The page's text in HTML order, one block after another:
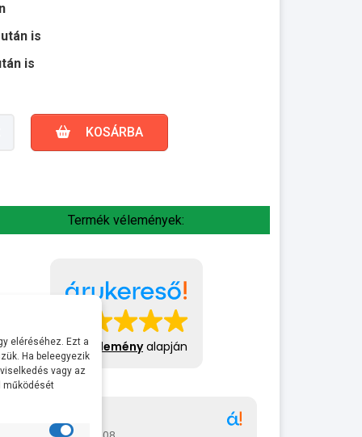
is
is
KOSÁRBA
Termék vélemények:
413 véleményalapján
Gábor
eléréséhez. Ezt a
Ha beleegyezik
vagy az
működését